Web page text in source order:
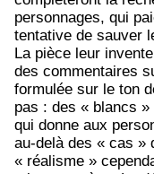
personnages, qui
tentative de sauver
La pièce leur
des commentaires
formulée sur le ton
pas : des « blancs
qui donne aux
au-delà des « cas »
« réalisme »